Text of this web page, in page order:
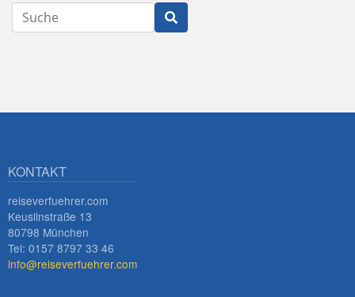
Innsbruck
Suche
KONTAKT
reiseverfuehrer.com
Keuslinstraße 13
80798 München
Tel: 0157 8797 33 46
info@reiseverfuehrer.com